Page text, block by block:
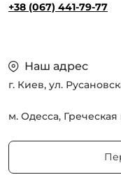
+38 (067) 441-79-77
Наш адрес
г. Киев, ул.
м. Одесса,